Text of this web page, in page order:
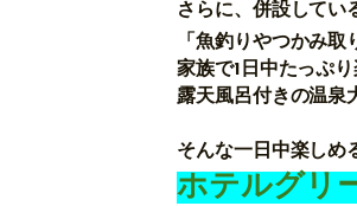
さらに、併設してい
「魚釣りやつかみ
家族で1日中たっぷ
露天風呂付きの温泉
そんな一日中楽しめ
ホテルグリ